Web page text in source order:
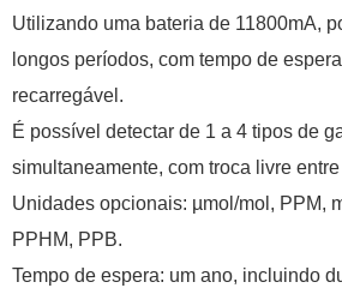
Utilizando uma bateria de 11800mA,
longos períodos, com tempo de
recarregável.
É possível detectar de 1 a 4 tipos de
simultaneamente, com troca livre
Unidades opcionais: µmol/mol, PPM,
PPHM, PPB.
Tempo de espera: um ano, incluindo